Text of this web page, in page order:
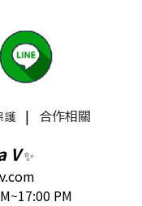
護| 合作相關
V✨
PM